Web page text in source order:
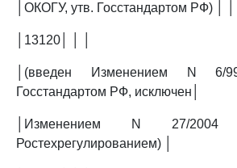
│ОКОГУ, утв. Госстандартом РФ) │ │
│13120│ │ │
│(введен Изменением N 6/
Госстандартом РФ, исключен│
│Изменением N 27/
Ростехрегулированием) │